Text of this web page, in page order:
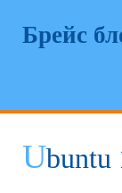
Брейс
Ubuntu